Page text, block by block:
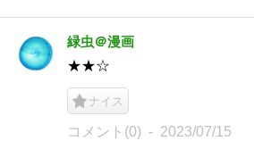
緑虫＠漫画
★★☆
ナイス
コメント(0) 2023/07/15